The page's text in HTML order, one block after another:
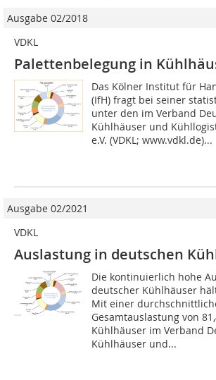
Ausgabe 02/2018
VDKL
Palettenbelegung in
Das Kölner Institut für
(IfH) fragt bei seiner
unter den im Verband
Kühlhäuser und
e.V. (VDKL; www.vdkl.de)...
Ausgabe 02/2021
VDKL
Auslastung in deutschen
Die kontinuierlich hohe
deutscher Kühlhäuser
Mit einer
Gesamtauslastung von
Kühlhäuser im Verband
Kühlhäuser und...